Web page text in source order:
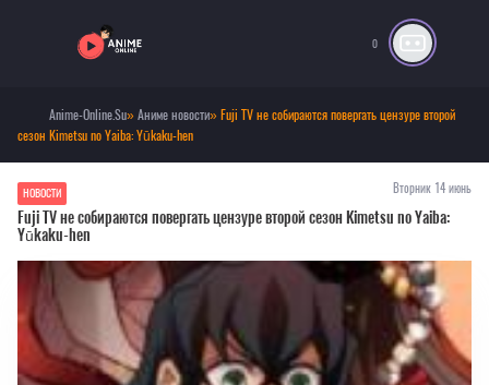
0
Anime-Online.Su»Аниме новости» Fuji TV не собираются повергать цензуре второй
сезон Kimetsu no Yaiba: Yūkaku-hen
НОВОСТИ Вторник 14 июнь
Fuji TV не собираются повергать цензуре второй сезон Kimetsu no Yaiba:
Yūkaku-hen